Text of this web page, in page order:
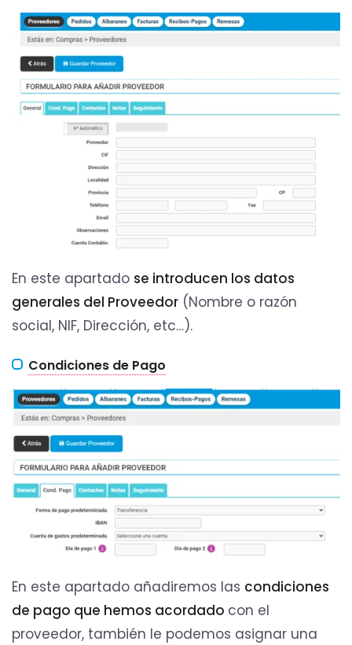
En este apartado se introducen los datos
generales del Proveedor (Nombre o razón
social, NIF, Dirección, etc…).
Condiciones de Pago
En este apartado añadiremos las condiciones
de pago que hemos acordado con el
proveedor, también le podemos asignar una